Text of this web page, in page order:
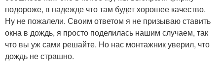
подороже, в надежде что там будет хорошее качество.
Ну не пожалели. Своим ответом я не призываю ставить
окна в дождь, я просто поделилась нашим случаем, так
что вы уж сами решайте. Но нас монтажник уверил, что
дождь не страшно.